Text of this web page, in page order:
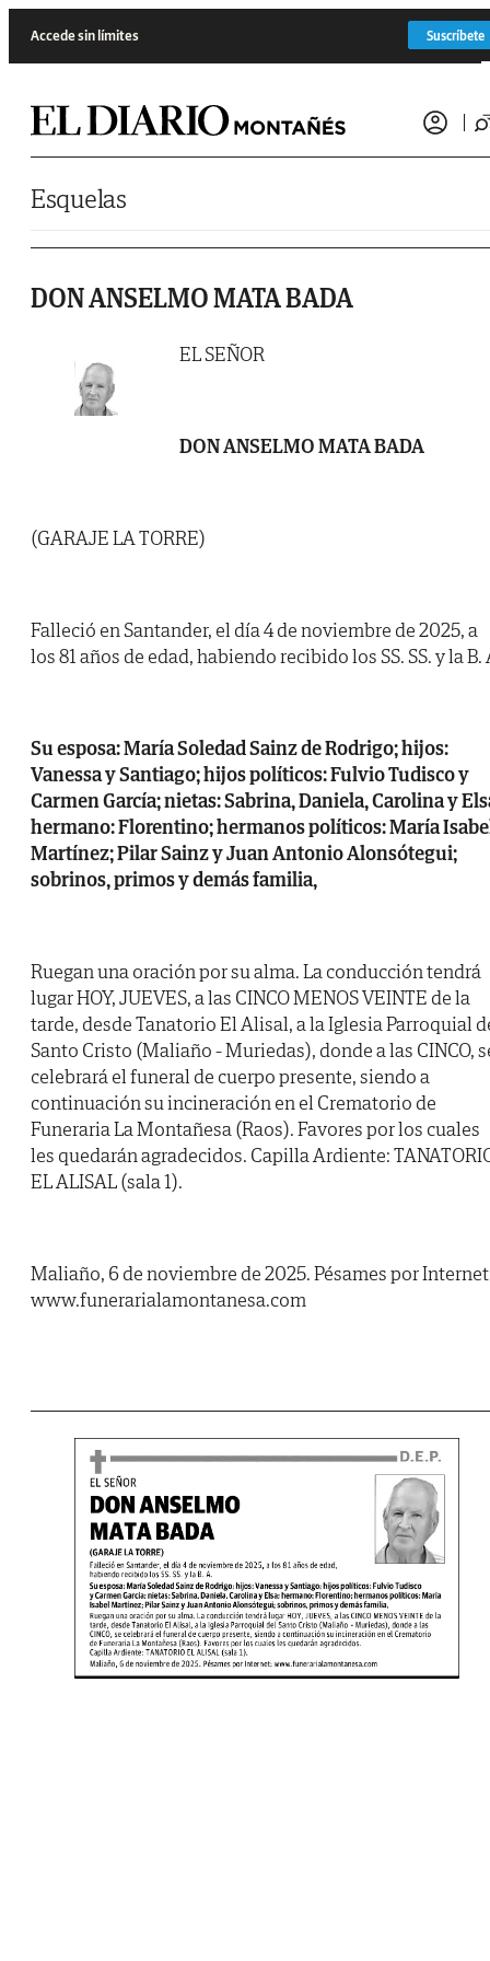
Accede sin límites Suscríbete
Esquelas
DON ANSELMO MATA BADA
EL SEÑOR
DON ANSELMO MATA BADA
(GARAJE LA TORRE)
Falleció en Santander, el día 4 de noviembre de 2025, a
los 81 años de edad, habiendo recibido los SS. SS. y la B.
Su esposa: María Soledad Sainz de Rodrigo; hijos:
Vanessa y Santiago; hijos políticos: Fulvio Tudisco y
Carmen García; nietas: Sabrina, Daniela, Carolina y
hermano: Florentino; hermanos políticos: María
Martínez; Pilar Sainz y Juan Antonio Alonsótegui;
sobrinos, primos y demás familia,
Ruegan una oración por su alma. La conducción tendrá
lugar HOY, JUEVES, a las CINCO MENOS VEINTE de la
tarde, desde Tanatorio El Alisal, a la Iglesia Parroquial
Santo Cristo (Maliaño - Muriedas), donde a las CINCO,
celebrará el funeral de cuerpo presente, siendo a
continuación su incineración en el Crematorio de
Funeraria La Montañesa (Raos). Favores por los cuales
les quedarán agradecidos. Capilla Ardiente:
EL ALISAL (sala 1).
Maliaño, 6 de noviembre de 2025. Pésames por
www.funerarialamontanesa.com